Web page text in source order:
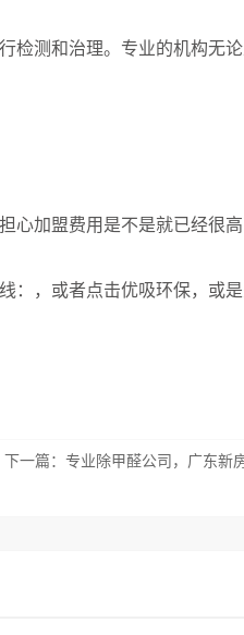
检测和治理。专业的机构无
心加盟费用是不是就已经很
：，或者点击优吸环保，或
下一篇： 专业除甲醛公司，广东新